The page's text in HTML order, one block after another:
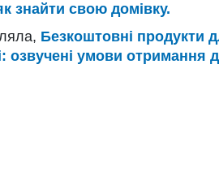
знайти свою домівку.
Безкоштовні продукти
озвучені умови отримання